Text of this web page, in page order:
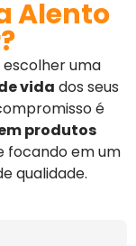
Alento
uma
vida dos seus
é
produtos
focando em um
qualidade.